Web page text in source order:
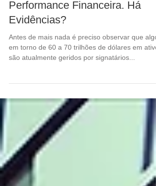
Relação do ESG com a
Performance Financeira. Há
Evidências?
em torno de 60 a 70 trilhões de dólares em